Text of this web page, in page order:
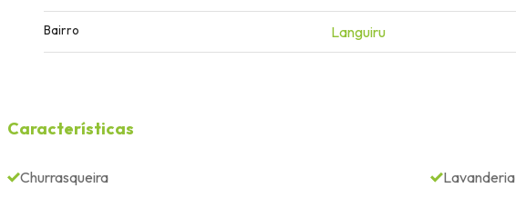
Bairro Languiru
Características
Churrasqueira Lavanderia